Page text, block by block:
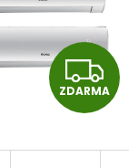
Z
D
A
ZDARMA